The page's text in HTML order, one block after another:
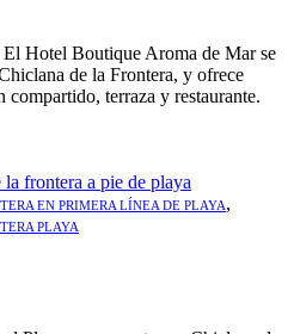
Hotel Boutique Aroma de Mar se
de la Frontera, y ofrece
compartido, terraza y restaurante.
EN PRIMERA LÍNEA DE PLAYA,
PLAYA